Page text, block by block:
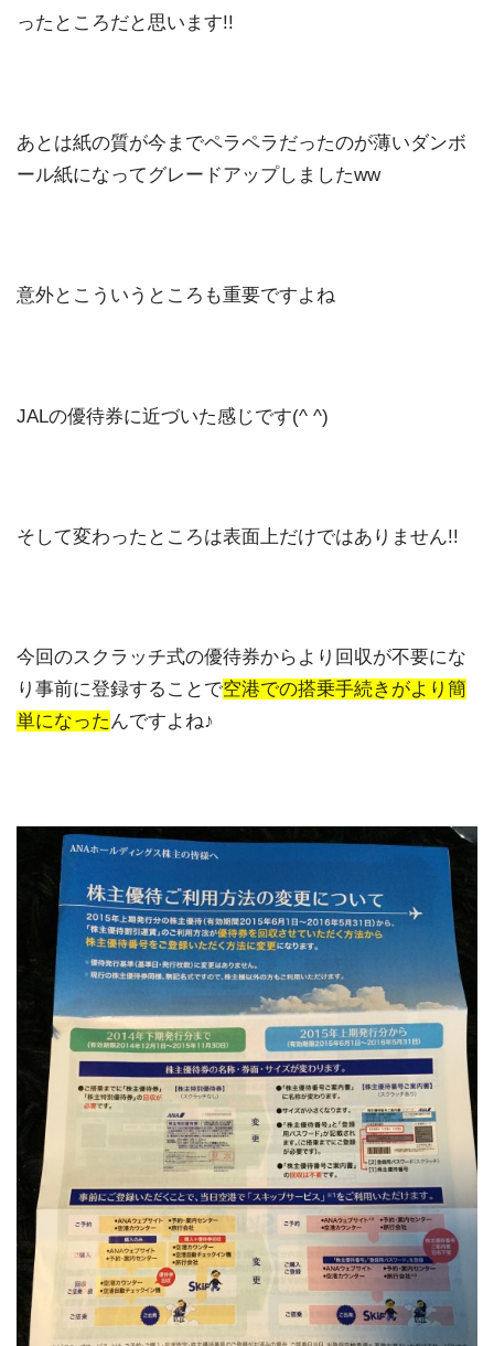
ったところだと思います!!
あとは紙の質が今までペラペラだったのが薄いダンボ
ール紙になってグレードアップしましたww
意外とこういうところも重要ですよね
JALの優待券に近づいた感じです(^ ^)
そして変わったところは表面上だけではありません!!
今回のスクラッチ式の優待券からより回収が不要にな
り事前に登録することで空港での搭乗手続きがより簡
単になったんですよね♪